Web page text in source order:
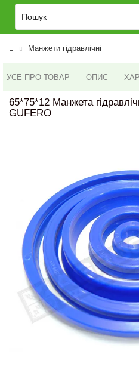
Манжети гідравлічні
УСЕ ПРО ТОВАР ОПИС
65*75*12 Манжета
GUFERO